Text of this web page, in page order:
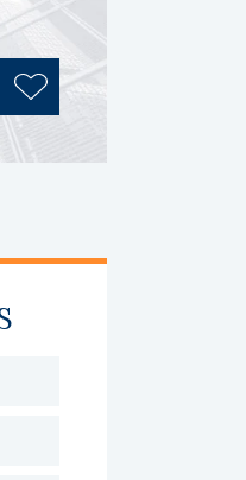
Ajouter aux favoris